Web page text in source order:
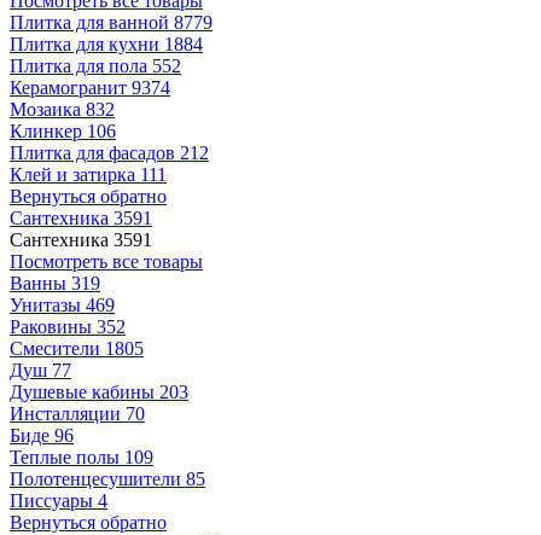
Плитка для ванной 8779
Плитка для кухни 1884
Плитка для пола 552
Керамогранит 9374
Мозаика 832
Клинкер 106
Плитка для фасадов 212
Клей и затирка 111
Вернуться обратно
Сантехника 3591
Сантехника 3591
Посмотреть все товары
Ванны 319
Унитазы 469
Раковины 352
Смесители 1805
Душ 77
Душевые кабины 203
Инсталляции 70
Биде 96
Теплые полы 109
Полотенцесушители 85
Писсуары 4
Вернуться обратно